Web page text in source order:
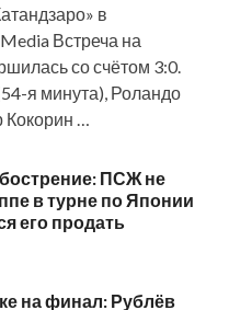
в
Встреча на
со счётом 3:0.
я минута), Роландо
Кокорин …
ПСЖ не
в турне по Японии
его продать
на финал: Рублёв